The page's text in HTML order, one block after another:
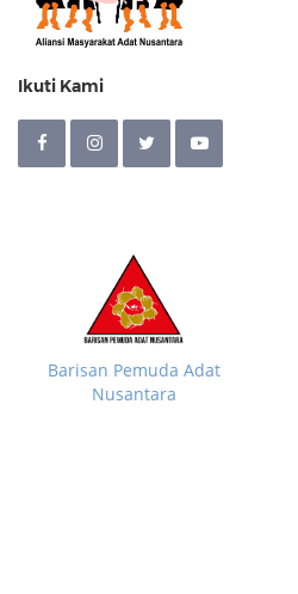
Ikuti Kami
Barisan Pemuda Adat
Nusantara